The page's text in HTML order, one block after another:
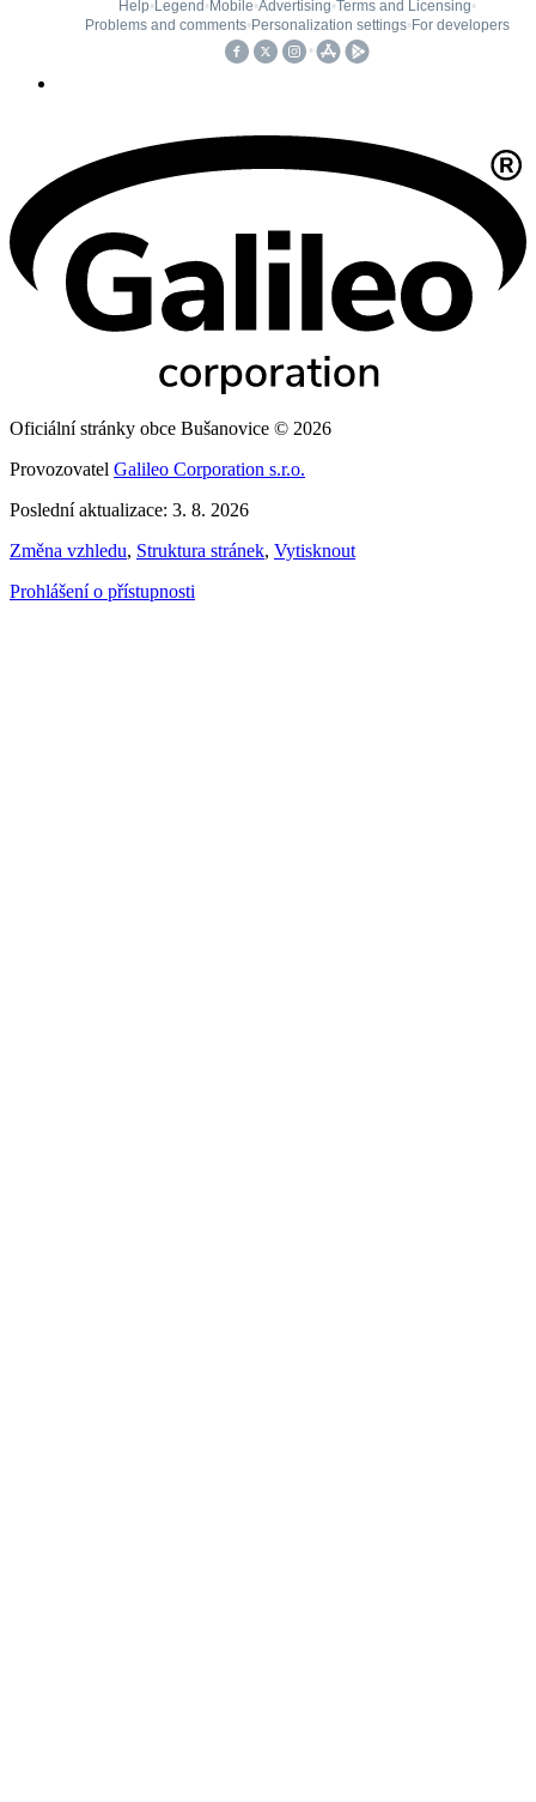
Oficiální stránky obce Bušanovice © 2026
Provozovatel Galileo Corporation s.r.o.
Poslední aktualizace: 3. 8. 2026
Změna vzhledu, Struktura stránek, Vytisknout
Prohlášení o přístupnosti